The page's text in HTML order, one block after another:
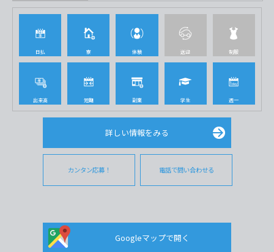
日払 寮 体験 送迎 制服
出来高 短期 副業 学生 週一
詳しい情報をみる
カンタン応募！ 電話で問い合わせる
Googleマップで開く